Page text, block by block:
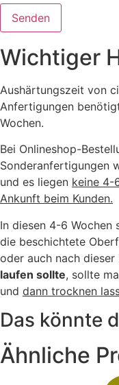
Wichtiger
Aushärtungszeit von
Anfertigungen
Wochen.
Bei Onlineshop-
Sonderanfertigungen
und es liegen keine 4-
Ankunft beim Kunden.
In diesen 4-6 Wochen
die beschichtete
oder auch nach dieser
laufen sollte, sollte
und dann trocknen
Das könnte
Ähnliche